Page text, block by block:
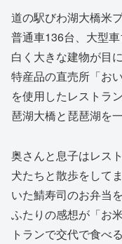
道の駅びわ湖大橋米
普通車136台、大型車
白く大きな建物が目
特産品の直売所「お
を使用したレストラ
琶湖大橋と琵琶湖を
奥さんと息子はレス
犬たちと散歩をして
いた鯖寿司のお弁当
ふたりの感想が「お
トランで交代で食べ